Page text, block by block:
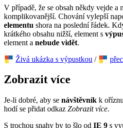
V případě, že se obsah někdy vejde a
komplikovanější. Chování vylepší
elementu shora na poslední řádek.
krátkého obsahu nižší, element s
element a nebude vidět.
Živá ukázka s výpustkou /
Zobrazit více
Je-li dobré, aby se návštěvník k
hodí se přidat odkaz Zobrazit více.
S trochou snahy by to šlo od IE 9 s